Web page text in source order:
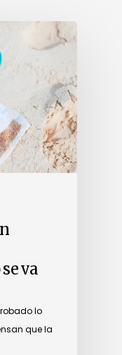
va
lo
que la